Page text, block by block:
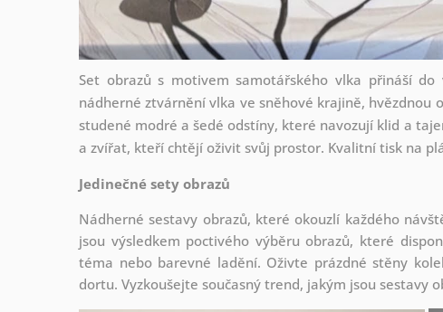
Set obrazů s motivem samotářského vlka přináší
nádherné ztvárnění vlka ve sněhové krajině,
studené modré a šedé odstíny, které navozují klid a
a zvířat, kteří chtějí oživit svůj prostor. Kvalitní tisk na
Jedinečné sety obrazů
Nádherné sestavy obrazů, které okouzlí každého
jsou výsledkem poctivého výběru obrazů, které
téma nebo barevné ladění. Oživte prázdné stěny
dortu. Vyzkoušejte současný trend, jakým jsou sestavy